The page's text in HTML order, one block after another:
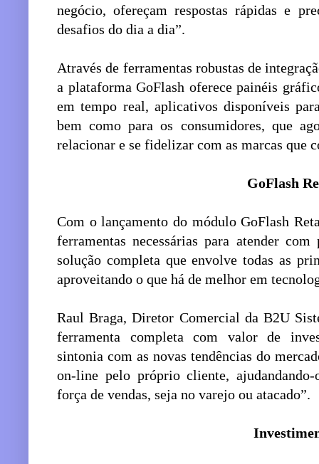
negócio, ofereçam respostas rápidas e
desafios do dia a dia”.
Através de ferramentas robustas de
a plataforma GoFlash oferece painéis
em tempo real, aplicativos disponíveis
bem como para os consumidores, que
relacionar e se fidelizar com as marcas que
GoFlash
Com o lançamento do módulo GoFlash
ferramentas necessárias para atender
solução completa que envolve todas as
aproveitando o que há de melhor em
Raul Braga, Diretor Comercial da B2U
ferramenta completa com valor de
sintonia com as novas tendências do
on-line pelo próprio cliente,
força de vendas, seja no varejo ou atacado”.